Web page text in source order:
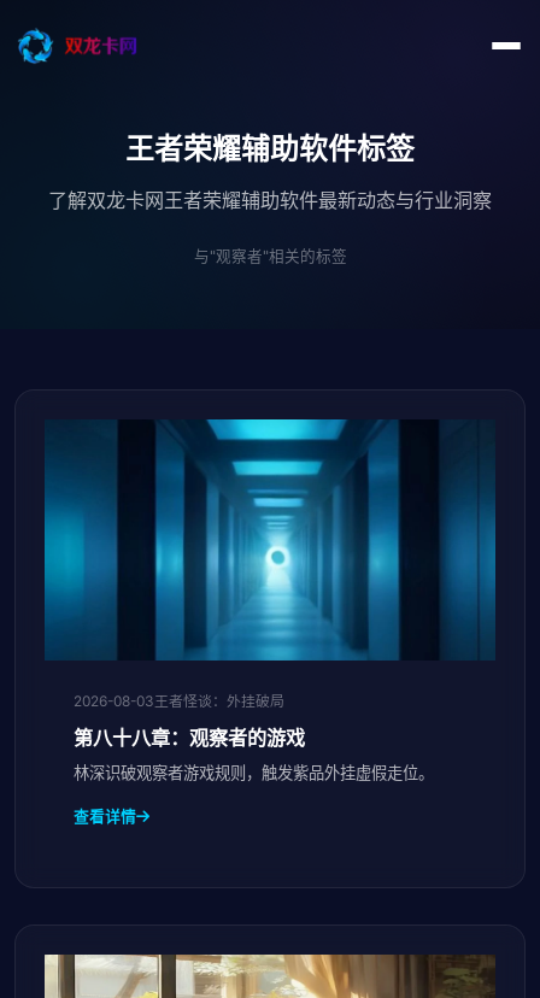
王者荣耀辅助软件标签
了解双龙卡网王者荣耀辅助软件最新动态与行业洞察
与"观察者"相关的标签
2026-08-03王者怪谈：外挂破局
第八十八章：观察者的游戏
林深识破观察者游戏规则，触发紫品外挂虚假走位。
查看详情